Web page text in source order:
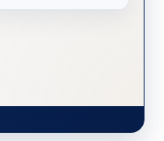
de la semaine
Politique de